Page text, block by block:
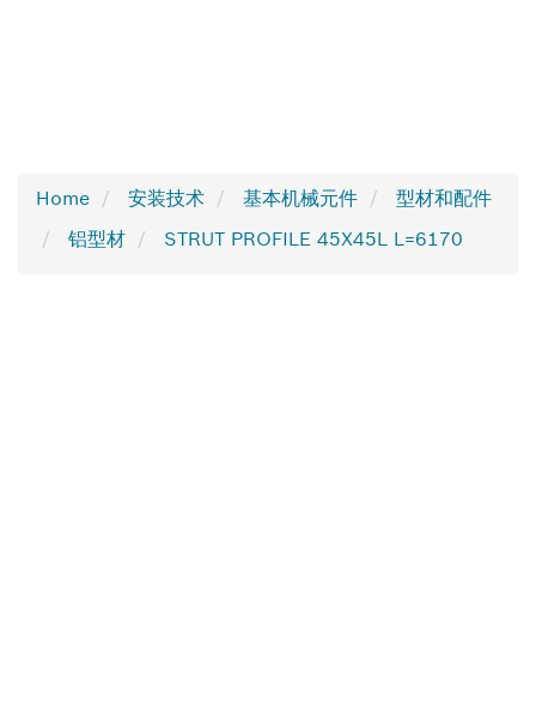
Home 安装技术 基本机械元件
型材和配件
铝型材
STRUT PROFILE 45X45L L=6170